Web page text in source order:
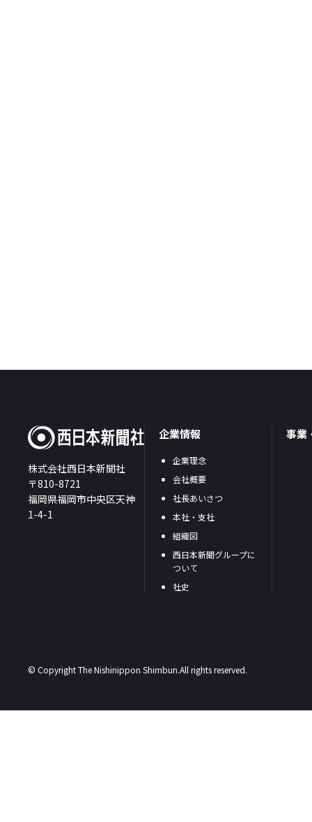
株式会社西日本新聞社
〒810-8721
福岡県福岡市中央区天神
1-4-1
企業情報
企業理念
会社概要
社長あいさつ
本社・支社
組織図
西日本新聞グループに
ついて
社史
事業
© Copyright The Nishinippon Shimbun.All rights reserved.